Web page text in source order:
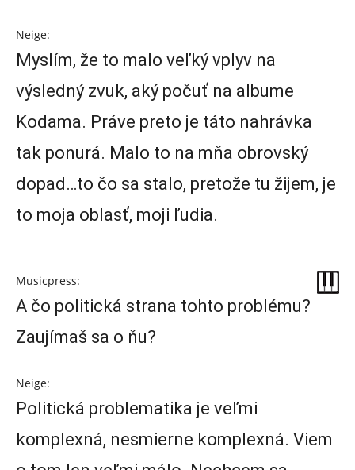
Neige:
Myslím, že to malo veľký vplyv na
výsledný zvuk, aký počuť na albume
Kodama. Práve preto je táto nahrávka
tak ponurá. Malo to na mňa obrovský
dopad…to čo sa stalo, pretože tu žijem, je
to moja oblasť, moji ľudia.
Musicpress:
A čo politická strana tohto problému?
Zaujímaš sa o ňu?
Neige:
Politická problematika je veľmi
komplexná, nesmierne komplexná. Viem